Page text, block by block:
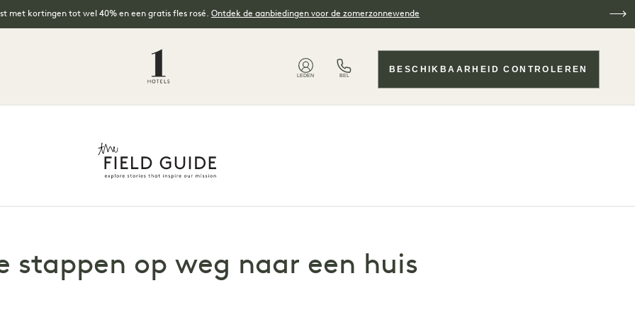
met kortingen tot wel 40% en een gratis fles rosé. Ontdek de aanbiedingen voor de zomerzonnewende
LEDEN BEL
BESCHIKBAARHEID CONTROLEREN
stappen op weg naar een huis